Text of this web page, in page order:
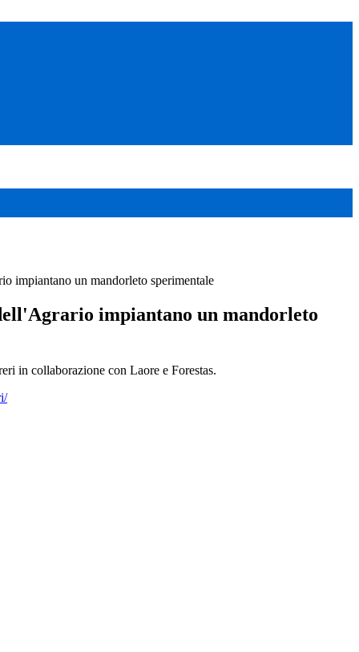
impiantano un mandorleto sperimentale
impiantano un mandorleto
in collaborazione con Laore e Forestas.